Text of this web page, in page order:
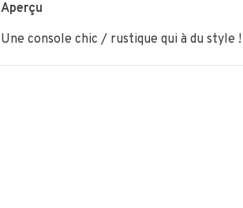
Aperçu
Une console chic / rustique qui à du style !